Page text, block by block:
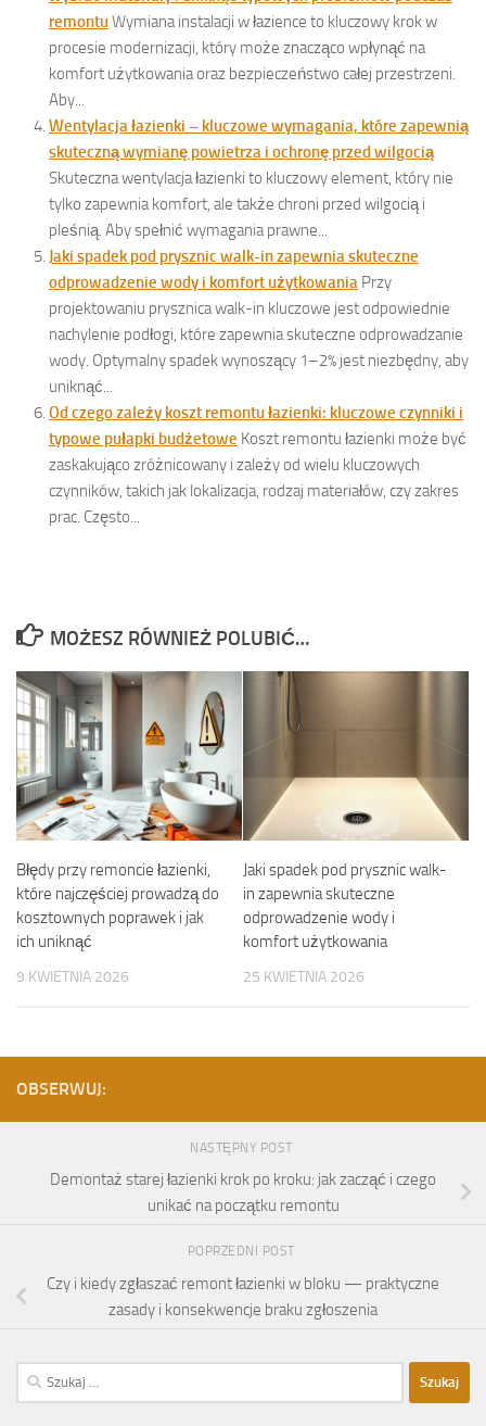
remontuWymiana instalacji w łazience to kluczowy krok w
procesie modernizacji, który może znacząco wpłynąć na
komfort użytkowania oraz bezpieczeństwo całej przestrzeni.
Aby...
Wentylacja łazienki – kluczowe wymagania, które zapewnią
skuteczną wymianę powietrza i ochronę przed wilgocią
Skuteczna wentylacja łazienki to kluczowy element, który nie
tylko zapewnia komfort, ale także chroni przed wilgocią i
pleśnią. Aby spełnić wymagania prawne...
Jaki spadek pod prysznic walk-in zapewnia skuteczne
odprowadzenie wody i komfort użytkowania Przy
projektowaniu prysznica walk-in kluczowe jest odpowiednie
nachylenie podłogi, które zapewnia skuteczne odprowadzanie
wody. Optymalny spadek wynoszący 1–2% jest niezbędny, aby
uniknąć...
Od czego zależy koszt remontu łazienki: kluczowe czynniki i
typowe pułapki budżetowe Koszt remontu łazienki może być
zaskakująco zróżnicowany i zależy od wielu kluczowych
czynników, takich jak lokalizacja, rodzaj materiałów, czy zakres
prac. Często...
MOŻESZ RÓWNIEŻ POLUBIĆ…
Błędy przy remoncie łazienki,
które najczęściej prowadzą do
kosztownych poprawek i jak
ich uniknąć
9 KWIETNIA 2026
Jaki spadek pod prysznic walk-
in zapewnia skuteczne
odprowadzenie wody i
komfort użytkowania
25 KWIETNIA 2026
OBSERWUJ:
NASTĘPNY POST
Demontaż starej łazienki krok po kroku: jak zacząć i czego
unikać na początku remontu
POPRZEDNI POST
Czy i kiedy zgłaszać remont łazienki w bloku — praktyczne
zasady i konsekwencje braku zgłoszenia
Szukaj: